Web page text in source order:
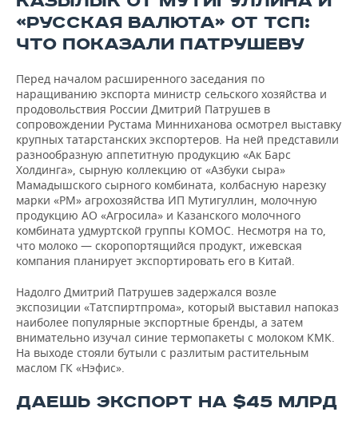
ВОДНЫЕ ВИДЫ СПОРТА
ОБРАЗОВАНИЕ
«РУССКАЯ ВАЛЮТА» ОТ ТСП:
ЧТО ПОКАЗАЛИ ПАТРУШЕВУ
Перед началом расширенного заседания по
наращиванию экспорта министр сельского хозяйства и
продовольствия России Дмитрий Патрушев в
сопровождении Рустама Минниханова осмотрел выставку
крупных татарстанских экспортеров. На ней представили
разнообразную аппетитную продукцию «Ак Барс
Холдинга», сырную коллекцию от «Азбуки сыра»
Мамадышского сырного комбината, колбасную нарезку
марки «РМ» агрохозяйства ИП Мутигуллин, молочную
продукцию АО «Агросила» и Казанского молочного
комбината удмуртской группы КОМОС. Несмотря на то,
что молоко — скоропортящийся продукт, ижевская
компания планирует экспортировать его в Китай.
Надолго Дмитрий Патрушев задержался возле
экспозиции «Татспиртпрома», который выставил напоказ
наиболее популярные экспортные бренды, а затем
внимательно изучал синие термопакеты с молоком КМК.
На выходе стояли бутыли с разлитым растительным
маслом ГК «Нэфис».
ДАЕШЬ ЭКСПОРТ НА $45 МЛРД